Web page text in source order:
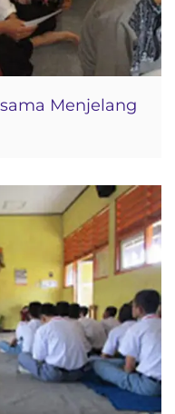
Menjelang